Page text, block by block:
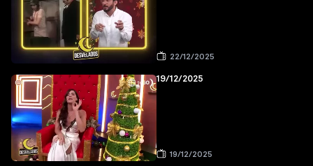
22/12/2025
19/12/2025
19/12/2025